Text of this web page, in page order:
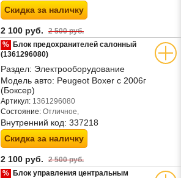
Скидка за наличку
2 100 руб. 2 500 руб.
% Блок предохранителей салонный
(1361296080)
Раздел: Электрооборудование
Модель авто: Peugeot Boxer с 2006г
(Боксер)
Артикул: 1361296080
Состояние: Отличное,
Внутренний код: 337218
Скидка за наличку
2 100 руб. 2 500 руб.
% Блок управления центральным